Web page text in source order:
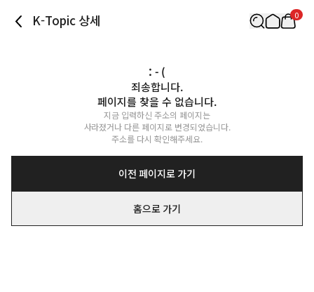
K-Topic 상세 0
: - (
죄송합니다.
페이지를 찾을 수 없습니다.
지금 입력하신 주소의 페이지는
사라졌거나 다른 페이지로 변경되었습니다.
주소를 다시 확인해주세요.
이전 페이지로 가기
홈으로 가기